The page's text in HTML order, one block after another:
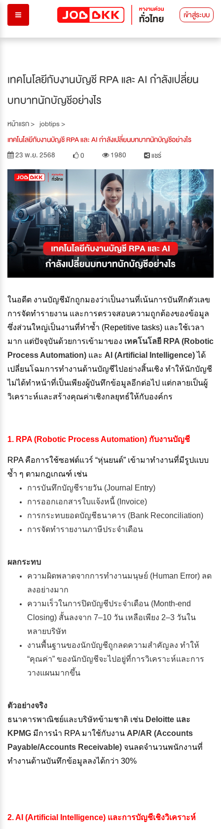
เข้าสู่ระบบ
เทคโนโลยีกับงานบัญชี RPA และ AI กำลังเปลี่ยน
บทบาทนักบัญชีอย่างไร
หน้าแรก > jobtips >
เทคโนโลยีกับงานบัญชี RPA และ AI กำลังเปลี่ยนบทบาทนักบัญชีอย่างไร
23 พ.ย. 2568
0 1980 แชร์
ในอดีต งานบัญชีมักถูกมองว่าเป็นงานที่เน้นการบันทึกตัวเลข
การจัดทำรายงาน และการตรวจสอบความถูกต้องของข้อมูล
ซึ่งส่วนใหญ่เป็นงานที่ทำซ้ำ (Repetitive tasks) และใช้เวลา
มาก แต่ปัจจุบันด้วยการเข้ามาของ เทคโนโลยี RPA (Robotic
Process Automation) และ AI (Artificial Intelligence)ได้
เปลี่ยนโฉมการทำงานด้านบัญชีไปอย่างสิ้นเชิง ทำให้นักบัญชี
ไม่ได้ทำหน้าที่เป็นเพียงผู้บันทึกข้อมูลอีกต่อไป แต่กลายเป็นผู้
วิเคราะห์และสร้างคุณค่าเชิงกลยุทธ์ให้กับองค์กร
1. RPA (Robotic Process Automation) กับงานบัญชี
RPA คือการใช้ซอฟต์แวร์ “หุ่นยนต์” เข้ามาทำงานที่มีรูปแบบ
ซ้ำ ๆ ตามกฎเกณฑ์ เช่น
การบันทึกบัญชีรายวัน (Journal Entry)
การออกเอกสารใบแจ้งหนี้ (Invoice)
การกระทบยอดบัญชีธนาคาร (Bank Reconciliation)
การจัดทำรายงานภาษีประจำเดือน
ผลกระทบ
ความผิดพลาดจากการทำงานมนุษย์ (Human Error) ลด
ลงอย่างมาก
ความเร็วในการปิดบัญชีประจำเดือน (Month-end
Closing) สั้นลงจาก 7–10 วัน เหลือเพียง 2–3 วันใน
หลายบริษัท
งานพื้นฐานของนักบัญชีถูกลดความสำคัญลง ทำให้
“คุณค่า” ของนักบัญชีจะไปอยู่ที่การวิเคราะห์และการ
วางแผนมากขึ้น
ตัวอย่างจริง
ธนาคารพาณิชย์และบริษัทข้ามชาติ เช่น Deloitte และ
KPMG มีการนำ RPA มาใช้กับงาน AP/AR (Accounts
Payable/Accounts Receivable) จนลดจำนวนพนักงานที่
ทำงานด้านบันทึกข้อมูลลงได้กว่า 30%
2. AI (Artificial Intelligence) และการบัญชีเชิงวิเคราะห์